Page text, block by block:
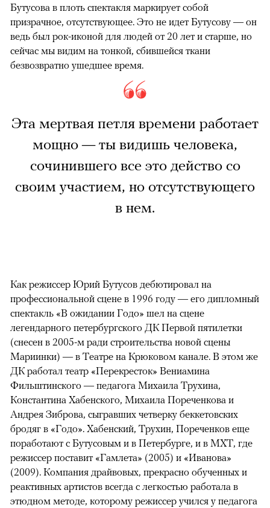
Бутусова в плоть спектакля маркирует собой
призрачное, отсутствующее. Это не идет Бутусову — он
ведь был рок-иконой для людей от 20 лет и старше, но
сейчас мы видим на тонкой, сбившейся ткани
безвозвратно ушедшее время.
Эта мертвая петля времени работает
мощно — ты видишь человека,
сочинившего все это действо со
своим участием, но отсутствующего
в нем.
Как режиссер Юрий Бутусов дебютировал на
профессиональной сцене в 1996 году — его дипломный
спектакль «В ожидании Годо» шел на сцене
легендарного петербургского ДК Первой пятилетки
(снесен в 2005-м ради строительства новой сцены
Мариинки) — в Театре на Крюковом канале. В этом же
ДК работал театр «Перекресток» Вениамина
Фильштинского — педагога Михаила Трухина,
Константина Хабенского, Михаила Пореченкова и
Андрея Зиброва, сыгравших четверку беккетовских
бродяг в «Годо». Хабенский, Трухин, Пореченков еще
поработают с Бутусовым и в Петербурге, и в МХТ, где
режиссер поставит «Гамлета» (2005) и «Иванова»
(2009). Компания драйвовых, прекрасно обученных и
реактивных артистов всегда с легкостью работала в
этюдном методе, которому режиссер учился у педагога